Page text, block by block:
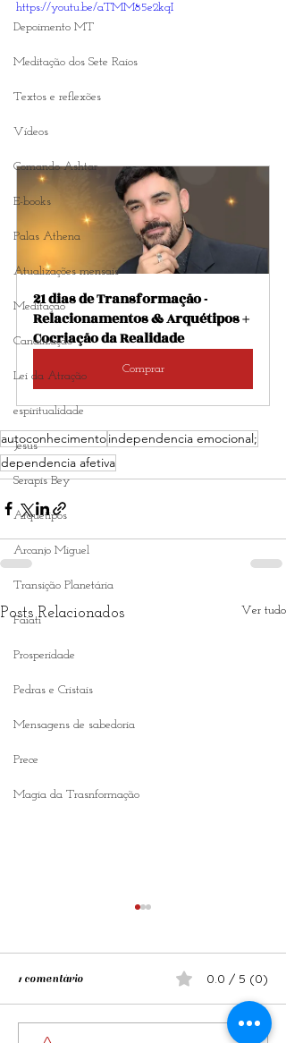
Depoimento MT
Meditação dos Sete Raios
Textos e reflexões
Vídeos
Comando Ashtar
E-books
Palas Athena
Atualizações mensais
Meditação
Canalização
Lei da Atração
espiritualidade
Jesus
Serapis Bey
Arquétipos
Arcanjo Miguel
Transição Planetária
Faiatí
Prosperidade
Pedras e Cristais
Mensagens de sabedoria
Prece
Magia da Trasnformação
https://youtu.be/aTMM85e2kqI
21 dias de Transformação -
Relacionamentos & Arquétipos +
Cocriação da Realidade
Comprar
autoconhecimentoindependencia emocional;
dependencia afetiva
Posts Relacionados Ver tudo
1 comentário 0.0 / 5 (0)